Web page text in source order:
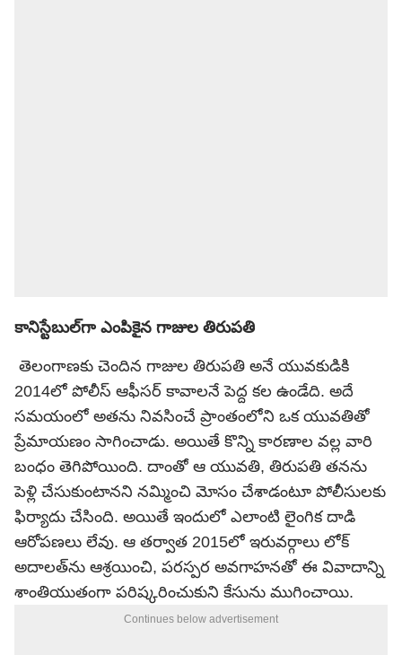
కానిస్టేబుల్‌గా ఎంపికైన గాజుల తిరుపతి
తెలంగాణకు చెందిన గాజుల తిరుపతి అనే యువకుడికి
2014లో పోలీస్ ఆఫీసర్ కావాలనే పెద్ద కల ఉండేది. అదే
సమయంలో అతను నివసించే ప్రాంతంలోని ఒక యువతితో
ప్రేమాయణం సాగించాడు. అయితే కొన్ని కారణాల వల్ల వారి
బంధం తెగిపోయింది. దాంతో ఆ యువతి, తిరుపతి తనను
పెళ్లి చేసుకుంటానని నమ్మించి మోసం చేశాడంటూ పోలీసులకు
ఫిర్యాదు చేసింది. అయితే ఇందులో ఎలాంటి లైంగిక దాడి
ఆరోపణలు లేవు. ఆ తర్వాత 2015లో ఇరువర్గాలు లోక్
అదాలత్‌ను ఆశ్రయించి, పరస్పర అవగాహనతో ఈ వివాదాన్ని
శాంతియుతంగా పరిష్కరించుకుని కేసును ముగించాయి.
Continues below advertisement